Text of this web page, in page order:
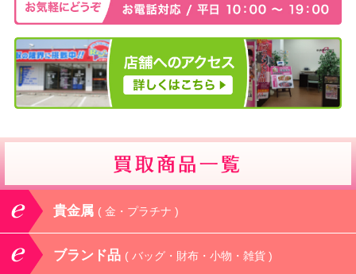
貴金属 ( 金・プラチナ )
ブランド品 ( バッグ・財布・小物・雑貨 )